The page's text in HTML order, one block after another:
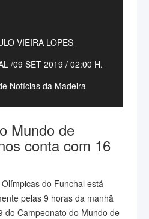
VIEIRA LOPES
/09 SET 2019 / 02:00 H.
Notícias da Madeira
Mundo de
conta com 16
do Funchal está
pelas 9 horas da manhã
do Campeonato do Mundo de